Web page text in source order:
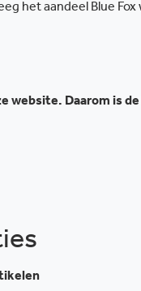
het aandeel Blue Fox
website. Daarom is